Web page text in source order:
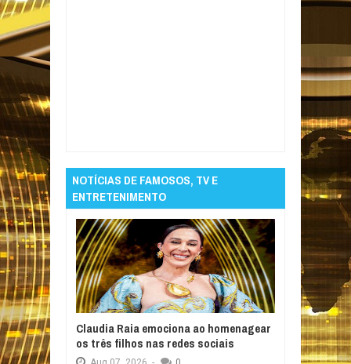
NOTÍCIAS DE FAMOSOS, TV E
ENTRETENIMENTO
Claudia Raia emociona ao homenagear
os três filhos nas redes sociais